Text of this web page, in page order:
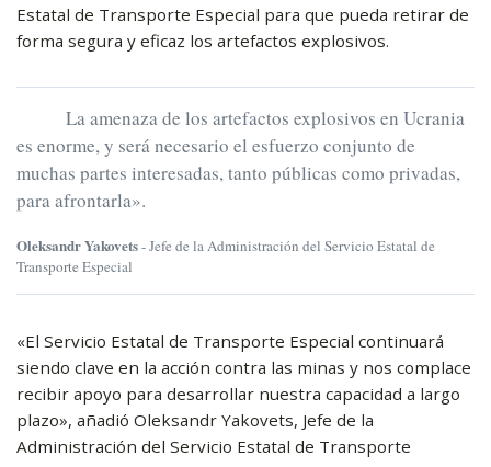
Estatal de Transporte Especial para que pueda retirar de
forma segura y eficaz los artefactos explosivos.
La amenaza de los artefactos explosivos en Ucrania
es enorme, y será necesario el esfuerzo conjunto de
muchas partes interesadas, tanto públicas como privadas,
para afrontarla».
Oleksandr Yakovets- Jefe de la Administración del Servicio Estatal de
Transporte Especial
«El Servicio Estatal de Transporte Especial continuará
siendo clave en la acción contra las minas y nos complace
recibir apoyo para desarrollar nuestra capacidad a largo
plazo», añadió Oleksandr Yakovets, Jefe de la
Administración del Servicio Estatal de Transporte